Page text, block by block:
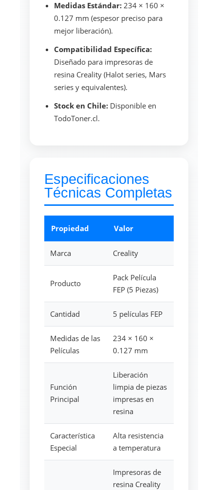
Medidas Estándar:234 × 160 ×
0.127 mm (espesor preciso para
mejor liberación).
Compatibilidad Específica:
Diseñado para impresoras de
resina Creality (Halot series, Mars
series y equivalentes).
Stock en Chile: Disponible en
TodoToner.cl.
Especificaciones
Técnicas Completas
Propiedad Valor
Marca Creality
Producto
Pack Película
FEP (5 Piezas)
Cantidad 5 películas FEP
Medidas de las
Películas
234 × 160 ×
0.127 mm
Función
Principal
Liberación
limpia de piezas
impresas en
resina
Característica
Especial
Alta resistencia
a temperatura
Impresoras de
resina Creality